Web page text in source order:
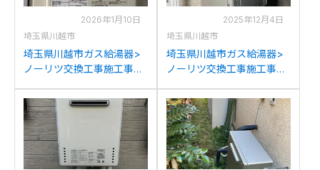
2026年1月10日
埼玉県川越市
埼玉県川越市ガス給湯器>
ノーリツ交換工事施工事
らノーリツGQ-1639WE-1
への交換
2025年12月4日
埼玉県川越市
埼玉県川越市ガス給湯器>
ノーリツ交換工事施工事
C2432SAWXからノーリツ
GT-C2472SAW BLへの交
換